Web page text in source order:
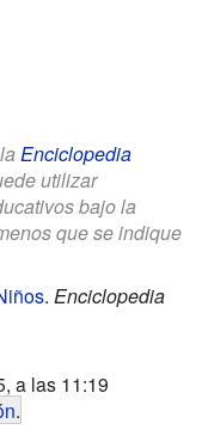
Enciclopedia
utilizar
bajo la
que se indique
. Enciclopedia
a las 11:19
.